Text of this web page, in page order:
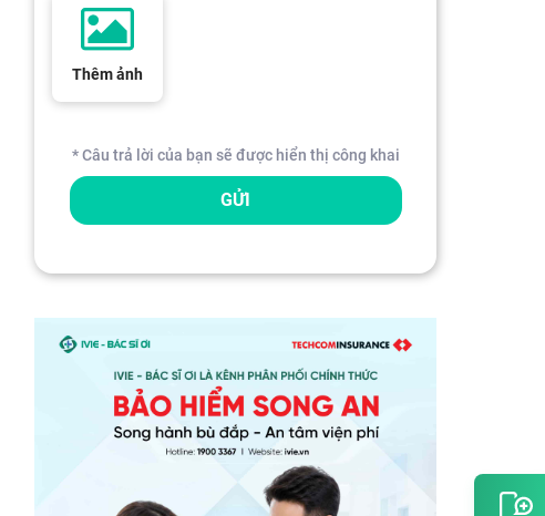
Thêm ảnh
* Câu trả lời của bạn sẽ được hiển thị công khai
GỬI